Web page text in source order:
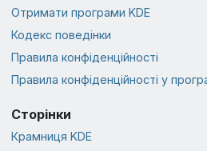
Отримати програми KDE
Кодекс поведінки
Правила конфіденційності
Правила конфіденційності у
Сторінки
Крамниця KDE